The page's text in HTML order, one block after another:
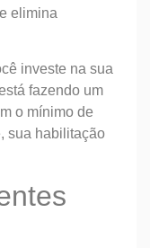
elimina
investe na sua
fazendo um
o mínimo de
sua habilitação